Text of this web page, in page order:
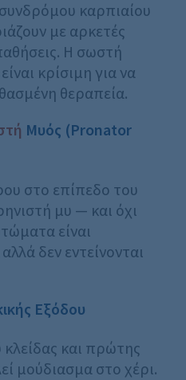
καρπιαίου
με αρκετές
Η σωστή
κρίσιμη για να
θεραπεία.
Μυός (Pronator
στο επίπεδο του
μυ — και όχι
είναι
δεν εντείνονται
Εξόδου
και πρώτης
μούδιασμα στο χέρι.